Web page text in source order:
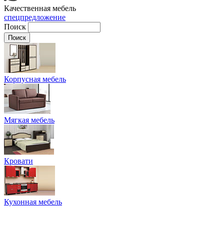
Качественная мебель
спецпредложение
Поиск
Корпусная мебель
Мягкая мебель
Кровати
Кухонная мебель